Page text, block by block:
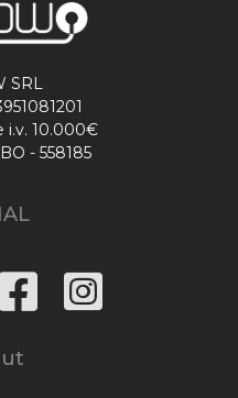
SRL
i.v. 10.000€
- 558185